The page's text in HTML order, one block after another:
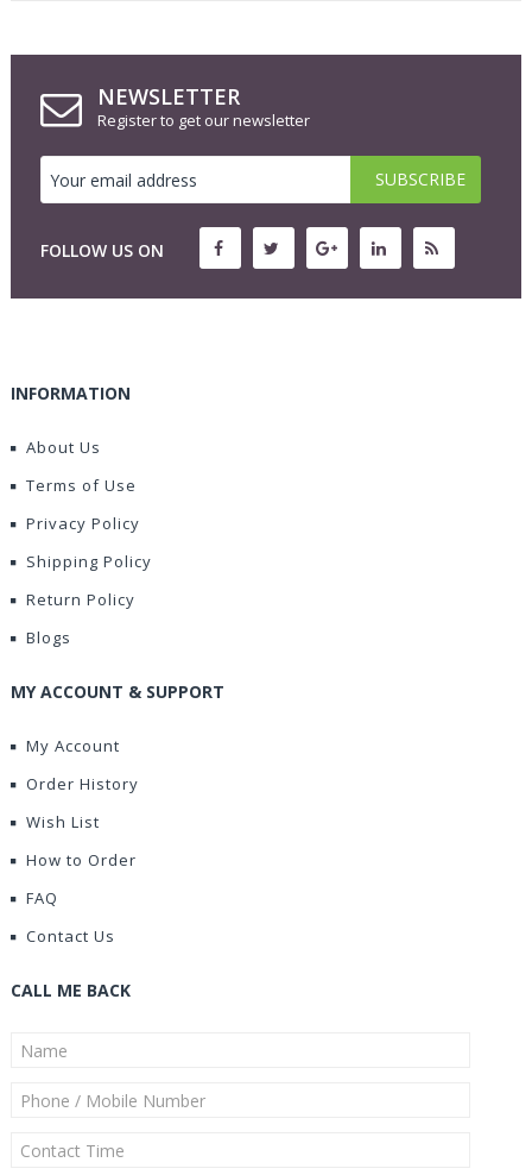
NEWSLETTER
Register to get our newsletter
FOLLOW US ON
INFORMATION
About Us
Terms of Use
Privacy Policy
Shipping Policy
Return Policy
Blogs
MY ACCOUNT & SUPPORT
My Account
Order History
Wish List
How to Order
FAQ
Contact Us
CALL ME BACK